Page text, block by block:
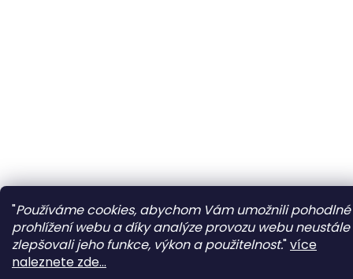
"Používáme cookies, abychom Vám umožnili pohodlné
prohlížení webu a díky analýze provozu webu neustále
zlepšovali jeho funkce, výkon a použitelnost."více
naleznete zde...